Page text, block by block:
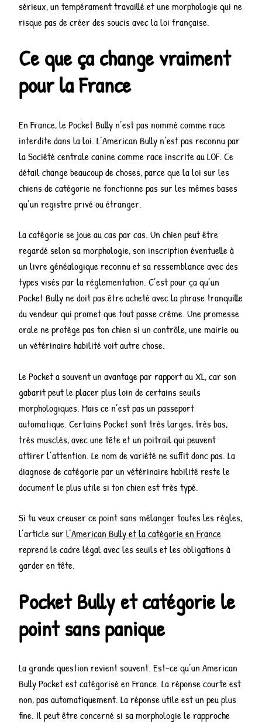
sérieux, un tempérament travaillé et une morphologie qui ne
risque pas de créer des soucis avec la loi française.
Ce que ça change vraiment
pour la France
En France, le Pocket Bully n’est pas nommé comme race
interdite dans la loi. L’American Bully n’est pas reconnu par
la Société centrale canine comme race inscrite au LOF. Ce
détail change beaucoup de choses, parce que la loi sur les
chiens de catégorie ne fonctionne pas sur les mêmes bases
qu’un registre privé ou étranger.
La catégorie se joue au cas par cas. Un chien peut être
regardé selon sa morphologie, son inscription éventuelle à
un livre généalogique reconnu et sa ressemblance avec des
types visés par la réglementation. C’est pour ça qu’un
Pocket Bully ne doit pas être acheté avec la phrase tranquille
du vendeur qui promet que tout passe crème. Une promesse
orale ne protège pas ton chien si un contrôle, une mairie ou
un vétérinaire habilité voit autre chose.
Le Pocket a souvent un avantage par rapport au XL, car son
gabarit peut le placer plus loin de certains seuils
morphologiques. Mais ce n’est pas un passeport
automatique. Certains Pocket sont très larges, très bas,
très musclés, avec une tête et un poitrail qui peuvent
attirer l’attention. Le nom de variété ne suffit donc pas. La
diagnose de catégorie par un vétérinaire habilité reste le
document le plus utile si ton chien est très typé.
Si tu veux creuser ce point sans mélanger toutes les règles,
l’article surl’American Bully et la catégorie en France
reprend le cadre légal avec les seuils et les obligations à
garder en tête.
Pocket Bully et catégorie le
point sans panique
La grande question revient souvent. Est-ce qu’un American
Bully Pocket est catégorisé en France. La réponse courte est
non, pas automatiquement. La réponse utile est un peu plus
fine. Il peut être concerné si sa morphologie le rapproche